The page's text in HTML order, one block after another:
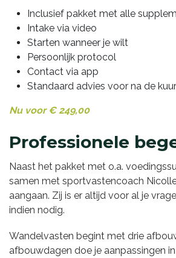
Inclusief pakket met alle
Intake via video
Starten wanneer je wilt
Persoonlijk protocol
Contact via app
Standaard advies voor na de kuur
Nu voor € 249,00
Professionele
Naast het pakket met o.a.
samen met sportvastencoach
aangaan. Zij is er altijd voor al je
indien nodig.
Wandelvasten begint met drie
afbouwdagen doe je aanpassingen